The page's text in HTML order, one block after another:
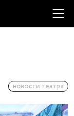
новости театра